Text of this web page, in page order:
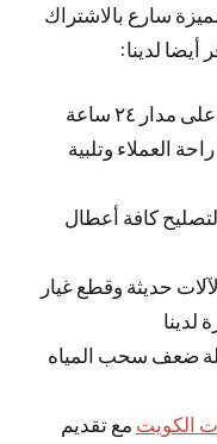
سارع بالاشتراك
أيضا لدينا:
رقم تصليح غسالة اتوماتيك خدمة على مدار ٢٤ ساعة
العملاء وتلبية
كافة أعطال
حديثة وقطع غيار
لدينا
ضعف سحب المياه
الكويت مع تقديم